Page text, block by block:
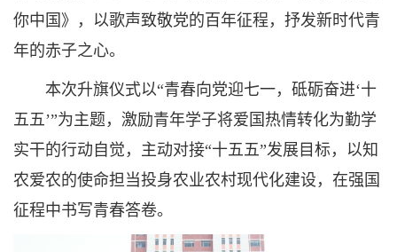
你中国》，以歌声致敬党的百年征程，抒发新时代青
年的赤子之心。
本次升旗仪式以“青春向党迎七一，砥砺奋进‘十
五五’”为主题，激励青年学子将爱国热情转化为勤学
实干的行动自觉，主动对接“十五五”发展目标，以知
农爱农的使命担当投身农业农村现代化建设，在强国
征程中书写青春答卷。